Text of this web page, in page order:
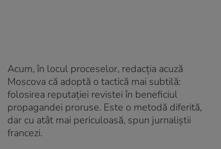
Acum, în locul proceselor, redacția acuză
Moscova că adoptă o tactică mai subtilă:
folosirea reputației revistei în beneficiul
propagandei proruse. Este o metodă diferită,
dar cu atât mai periculoasă, spun jurnaliștii
francezi.